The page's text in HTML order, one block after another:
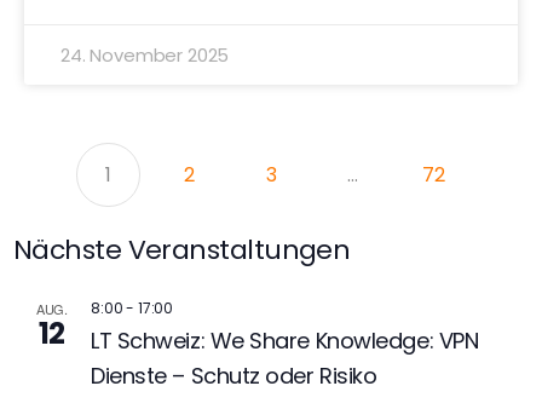
24. November 2025
1 2 3 … 72
Nächste Veranstaltungen
AUG.
12
8:00- 17:00
LT Schweiz: We Share Knowledge: VPN
Dienste – Schutz oder Risiko